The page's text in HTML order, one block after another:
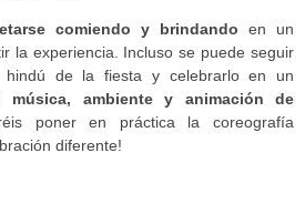
comiendo y brindando en un
la experiencia. Incluso se puede seguir
hindú de la fiesta y celebrarlo en un
música, ambiente y animación de
poner en práctica la coreografía
diferente!